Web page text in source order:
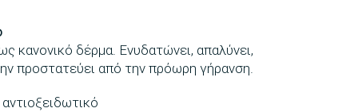
κανονικό δέρμα. Ενυδατώνει, απαλύνει,
προστατεύει από την πρόωρη γήρανση.